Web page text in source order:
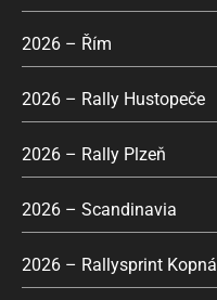
2026 – Řím
2026 – Rally Hustopeče
2026 – Rally Plzeň
2026 – Scandinavia
2026 – Rallysprint Kopná